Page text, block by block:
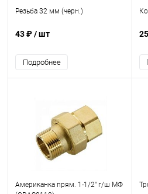
Резьба 32 мм (черн.)
43 ₽/ шт
Подробнее
Американка прям. 1-1/2" г/ш МФ